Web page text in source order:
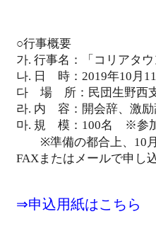
○行事概要
가. 行事名：「コリアタ
나. 日 時：2019年10月
다 場 所：民団生野西
라. 内 容：開会辞、激励
마. 規 模：100名 ※参加
※準備の都合上、10月
FAXまたはメールで申し
⇒申込用紙はこちら